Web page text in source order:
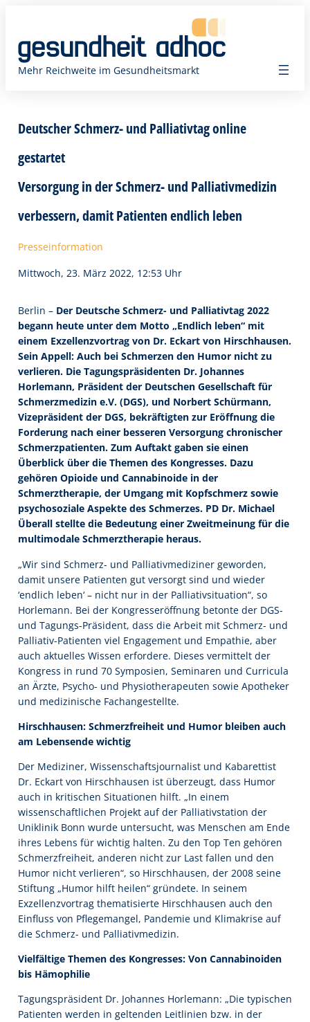
springen
Mehr Reichweite im Gesundheitsmarkt
Deutscher Schmerz- und Palliativtag online
gestartet
Versorgung in der Schmerz- und Palliativmedizin
verbessern, damit Patienten endlich leben
Presseinformation
Mittwoch, 23. März 2022, 12:53 Uhr
Berlin – Der Deutsche Schmerz- und Palliativtag 2022
begann heute unter dem Motto „Endlich leben“ mit
einem Exzellenzvortrag von Dr. Eckart von Hirschhausen.
Sein Appell: Auch bei Schmerzen den Humor nicht zu
verlieren. Die Tagungspräsidenten Dr. Johannes
Horlemann, Präsident der Deutschen Gesellschaft für
Schmerzmedizin e.V. (DGS), und Norbert Schürmann,
Vizepräsident der DGS, bekräftigten zur Eröffnung die
Forderung nach einer besseren Versorgung chronischer
Schmerzpatienten. Zum Auftakt gaben sie einen
Überblick über die Themen des Kongresses. Dazu
gehören Opioide und Cannabinoide in der
Schmerztherapie, der Umgang mit Kopfschmerz sowie
psychosoziale Aspekte des Schmerzes. PD Dr. Michael
Überall stellte die Bedeutung einer Zweitmeinung für die
multimodale Schmerztherapie heraus.
„Wir sind Schmerz- und Palliativmediziner geworden,
damit unsere Patienten gut versorgt sind und wieder
‘endlich leben‘ – nicht nur in der Palliativsituation“, so
Horlemann. Bei der Kongresseröffnung betonte der DGS-
und Tagungs-Präsident, dass die Arbeit mit Schmerz- und
Palliativ-Patienten viel Engagement und Empathie, aber
auch aktuelles Wissen erfordere. Dieses vermittelt der
Kongress in rund 70 Symposien, Seminaren und Curricula
an Ärzte, Psycho- und Physiotherapeuten sowie Apotheker
und medizinische Fachangestellte.
Hirschhausen: Schmerzfreiheit und Humor bleiben auch
am Lebensende wichtig
Der Mediziner, Wissenschaftsjournalist und Kabarettist
Dr. Eckart von Hirschhausen ist überzeugt, dass Humor
auch in kritischen Situationen hilft. „In einem
wissenschaftlichen Projekt auf der Palliativstation der
Uniklinik Bonn wurde untersucht, was Menschen am Ende
ihres Lebens für wichtig halten. Zu den Top Ten gehören
Schmerzfreiheit, anderen nicht zur Last fallen und den
Humor nicht verlieren“, so Hirschhausen, der 2008 seine
Stiftung „Humor hilft heilen“ gründete. In seinem
Exzellenzvortrag thematisierte Hirschhausen auch den
Einfluss von Pflegemangel, Pandemie und Klimakrise auf
die Schmerz- und Palliativmedizin.
Vielfältige Themen des Kongresses: Von Cannabinoiden
bis Hämophilie
Tagungspräsident Dr. Johannes Horlemann: „Die typischen
Patienten werden in geltenden Leitlinien bzw. in der